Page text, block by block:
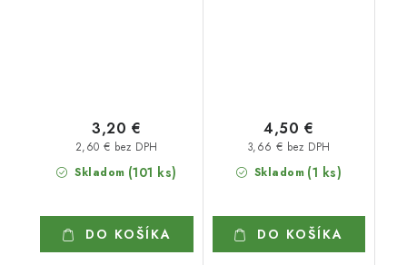
Skladom (101 ks)
2,60 € bez DPH
3,20 €
DO KOŠÍKA
Skladom (1 ks)
3,66 € bez DPH
4,50 €
DO KOŠÍKA